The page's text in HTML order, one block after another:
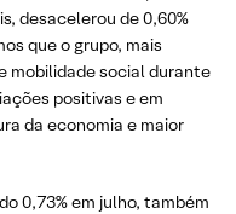
desacelerou de 0,60%
que o grupo, mais
mobilidade social durante
positivas e em
da economia e maior
0,73% em julho, também